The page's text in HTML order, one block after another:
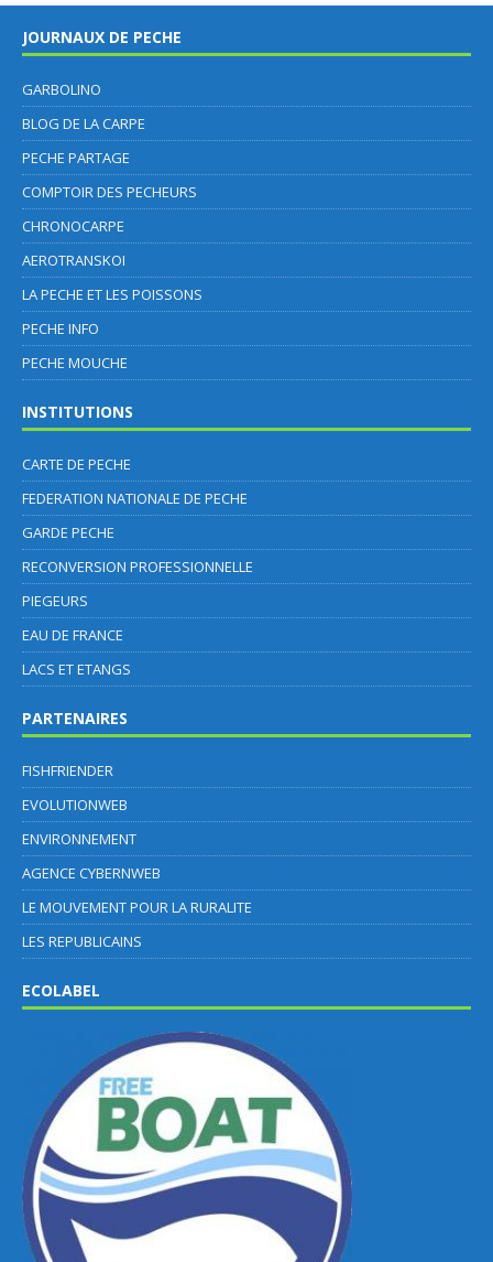
JOURNAUX DE PECHE
GARBOLINO
BLOG DE LA CARPE
PECHE PARTAGE
COMPTOIR DES PECHEURS
CHRONOCARPE
AEROTRANSKOI
LA PECHE ET LES POISSONS
PECHE INFO
PECHE MOUCHE
INSTITUTIONS
CARTE DE PECHE
FEDERATION NATIONALE DE PECHE
GARDE PECHE
RECONVERSION PROFESSIONNELLE
PIEGEURS
EAU DE FRANCE
LACS ET ETANGS
PARTENAIRES
FISHFRIENDER
EVOLUTIONWEB
ENVIRONNEMENT
AGENCE CYBERNWEB
LE MOUVEMENT POUR LA RURALITE
LES REPUBLICAINS
ECOLABEL